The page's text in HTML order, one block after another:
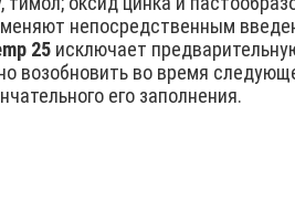
непосредственным
25исключает
возобновить во время
его заполнения.